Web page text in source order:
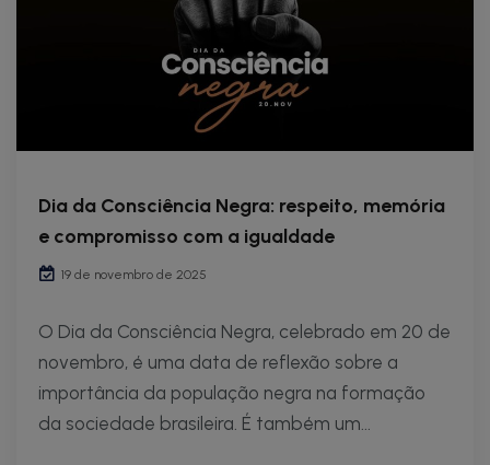
Dia da Consciência Negra: respeito, memória
e compromisso com a igualdade
19 de novembro de 2025
O Dia da Consciência Negra, celebrado em 20 de
novembro, é uma data de reflexão sobre a
importância da população negra na formação
da sociedade brasileira. É também um...